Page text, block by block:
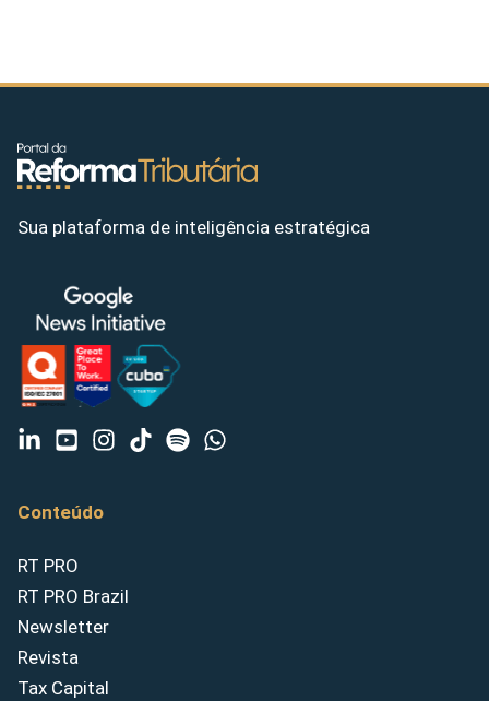
Sua plataforma de inteligência estratégica
Conteúdo
RT PRO
RT PRO Brazil
Newsletter
Revista
Tax Capital